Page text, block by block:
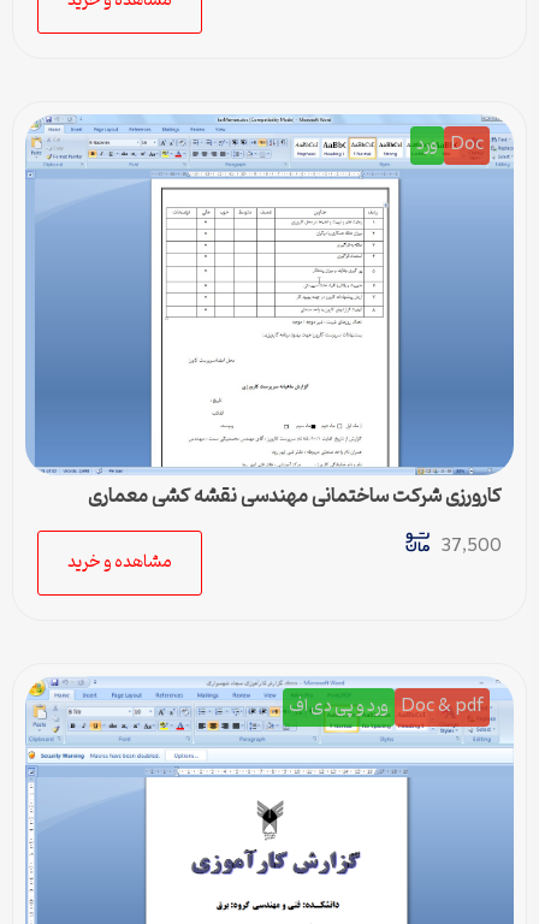
Doc ورد
کارورزی شرکت ساختمانی مهندسی نقشه کشی معماری
37,500
مشاهده و خرید
Doc & pdf ورد و پی دی اف